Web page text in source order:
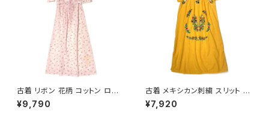
古着 リボン 花柄 コットン ロン
グ丈 半袖 ワンピース ピンク (o
tu2604073)
¥9,790
古着 メキシカン刺繍 スリット 花
柄 コットン ロング丈 半袖 ワン
ピース 黄 (otu2605065)
¥7,920